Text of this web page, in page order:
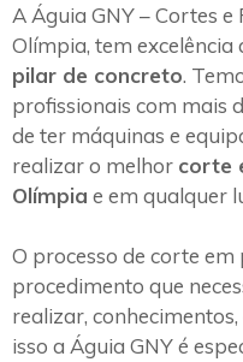
A Águia GNY – Cortes
Olímpia, tem excelência
pilar de concreto.
profissionais com mais
de ter máquinas e
realizar o melhor corte
Olímpia e em qualquer
O processo de corte
procedimento que
realizar,
isso a Águia GNY é